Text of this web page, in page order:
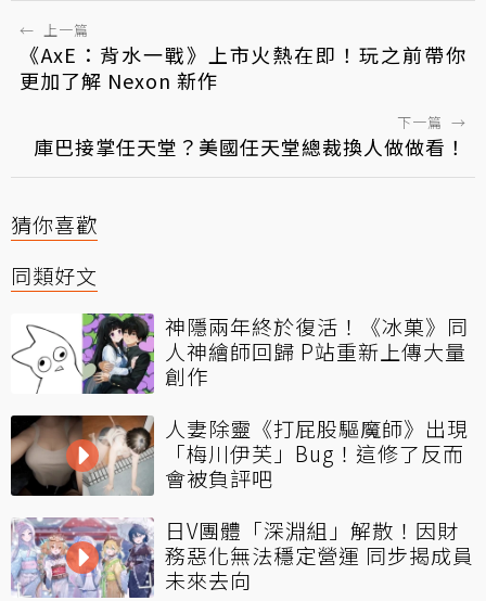
← 上一篇
《AxE：背水一戰》上市火熱在即！玩之前帶你
更加了解 Nexon 新作
下一篇 →
庫巴接掌任天堂？美國任天堂總裁換人做做看！
猜你喜歡
同類好文
神隱兩年終於復活！《冰菓》同
人神繪師回歸 P站重新上傳大量
創作
人妻除靈《打屁股驅魔師》出現
「梅川伊芙」Bug！這修了反而
會被負評吧
日V團體「深淵組」解散！因財
務惡化無法穩定營運 同步揭成員
未來去向